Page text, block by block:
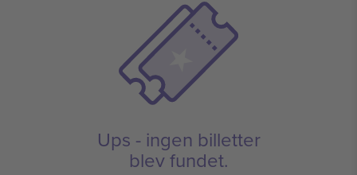
Ups - ingen billetter
blev fundet.